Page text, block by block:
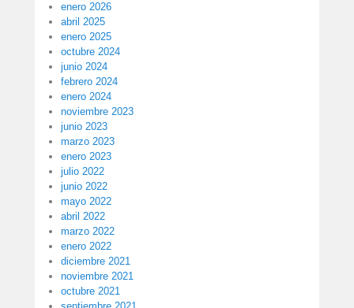
enero 2026
abril 2025
enero 2025
octubre 2024
junio 2024
febrero 2024
enero 2024
noviembre 2023
junio 2023
marzo 2023
enero 2023
julio 2022
junio 2022
mayo 2022
abril 2022
marzo 2022
enero 2022
diciembre 2021
noviembre 2021
octubre 2021